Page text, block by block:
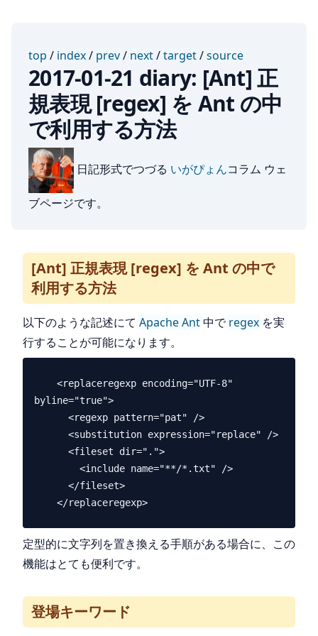
top / index/ prev/ next/target/source
2017-01-21 diary: [Ant] 正
規表現 [regex] を Ant の中
で利用する方法
日記形式でつづる いがぴょんコラム ウェ
ブページです。
[Ant] 正規表現 [regex] を Ant の中で
利用する方法
以下のような記述にて ApacheAnt中でregex を実
行することが可能になります。
byline="true">
定型的に文字列を置き換える手順がある場合に、この
機能はとても便利です。
登場キーワード